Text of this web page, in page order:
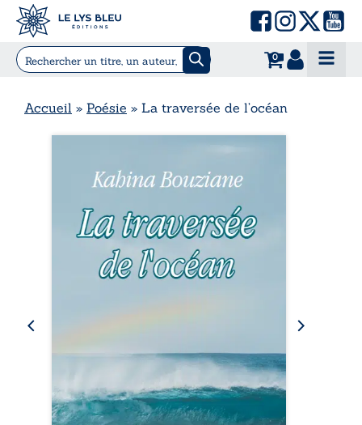
0
Accueil » Poésie » La traversée de l’océan